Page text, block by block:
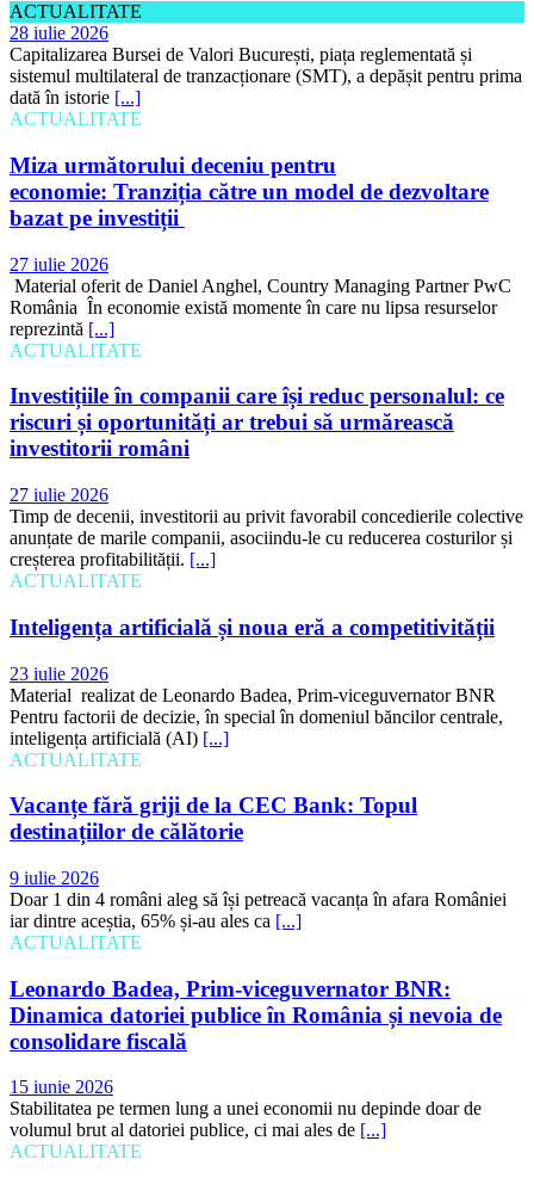
ACTUALITATE
28 iulie 2026
Capitalizarea Bursei de Valori București, piața reglementată și
sistemul multilateral de tranzacționare (SMT), a depășit pentru prima
dată în istorie [...]
ACTUALITATE
Miza următorului deceniu pentru
economie: Tranziția către un model de dezvoltare
bazat pe investiții
27 iulie 2026
Material oferit de Daniel Anghel, Country Managing Partner PwC
România În economie există momente în care nu lipsa resurselor
reprezintă [...]
ACTUALITATE
Investițiile în companii care își reduc personalul: ce
riscuri și oportunități ar trebui să urmărească
investitorii români
27 iulie 2026
Timp de decenii, investitorii au privit favorabil concedierile colective
anunțate de marile companii, asociindu-le cu reducerea costurilor și
creșterea profitabilității. [...]
ACTUALITATE
Inteligența artificială și noua eră a competitivității
23 iulie 2026
Material realizat de Leonardo Badea, Prim-viceguvernator BNR
Pentru factorii de decizie, în special în domeniul băncilor centrale,
inteligența artificială (AI) [...]
ACTUALITATE
Vacanțe fără griji de la CEC Bank: Topul
destinațiilor de călătorie
9 iulie 2026
Doar 1 din 4 români aleg să își petreacă vacanța în afara României
iar dintre aceștia, 65% și-au ales ca [...]
ACTUALITATE
Leonardo Badea, Prim-viceguvernator BNR:
Dinamica datoriei publice în România și nevoia de
consolidare fiscală
15 iunie 2026
Stabilitatea pe termen lung a unei economii nu depinde doar de
volumul brut al datoriei publice, ci mai ales de [...]
ACTUALITATE